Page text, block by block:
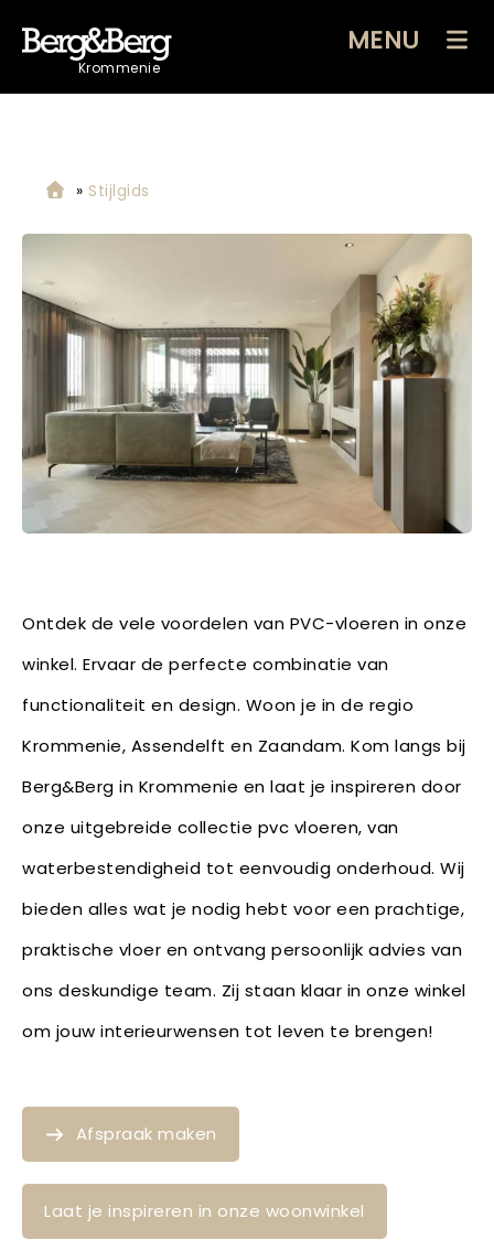
Krommenie
MENU
» Stijlgids
Ontdek de vele voordelen van PVC-vloeren in onze
winkel. Ervaar de perfecte combinatie van
functionaliteit en design. Woon je in de regio
Krommenie, Assendelft en Zaandam. Kom langs bij
Berg&Berg in Krommenie en laat je inspireren door
onze uitgebreide collectie pvc vloeren, van
waterbestendigheid tot eenvoudig onderhoud. Wij
bieden alles wat je nodig hebt voor een prachtige,
praktische vloer en ontvang persoonlijk advies van
ons deskundige team. Zij staan klaar in onze winkel
om jouw interieurwensen tot leven te brengen!
Afspraak maken
Laat je inspireren in onze woonwinkel